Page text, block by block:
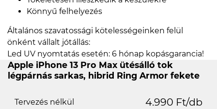
Könnyű felhelyezés
Általános szavatossági kötelességeinken felül
önként vállalt jótállás:
Led UV nyomtatás esetén: 6 hónap kopásgarancia!
Apple iPhone 13 Pro Max ütésálló tok
légpárnás sarkas, hibrid Ring Armor fekete
Tervezés nélkül 4.990 Ft/db